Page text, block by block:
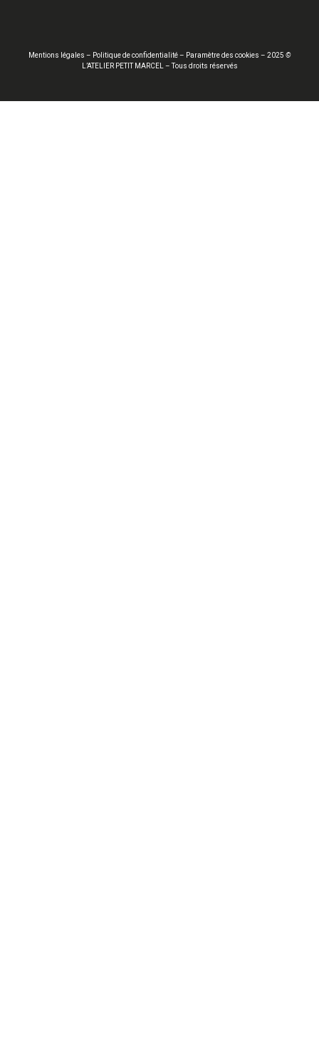
Mentions légales – Politique de confidentialité– Paramètre des cookies – 2025 ©
L’ATELIER PETIT MARCEL – Tous droits réservés